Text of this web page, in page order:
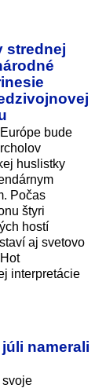
strednej
bude
huslistky
Počas
štyri
hostí
aj svetovo
interpretácie
namerali
svoje